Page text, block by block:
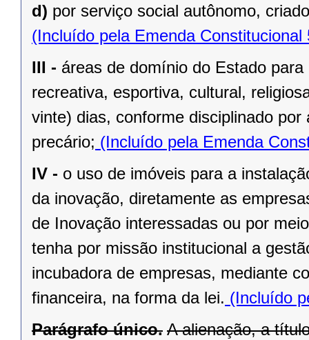
d) por serviço social autônomo,
(Incluído pela Emenda Constitucional
III - áreas de domínio do Estado
recreativa, esportiva, cultural,
vinte) dias, conforme disciplinado
precário; (Incluído pela Emenda
IV - o uso de imóveis para a
da inovação, diretamente as
de Inovação interessadas ou por
tenha por missão institucional a
incubadora de empresas, mediante
financeira, na forma da lei. (Incluído
Parágrafo único. A alienação, a